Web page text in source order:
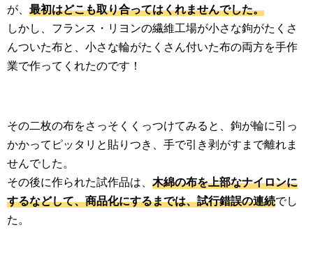
が、 最初はどこも取り合ってはくれませんでした。
しかし、フランス・リヨンの繊維工場が小さな鉤がたくさ
んついた布と、小さな輪がたくさん付いた布の両方を手作
業で作ってくれたのです！
その二枚の布をさっそくくっつけてみると、鉤が輪に引っ
かかってピッタリと貼りつき、手で引き剥がすまで離れま
せんでした。
その後に作られた試作品は、 木綿の布を上部なナイロンに
するなどして、商品化にするまでは、試行錯誤の連続でし
た。